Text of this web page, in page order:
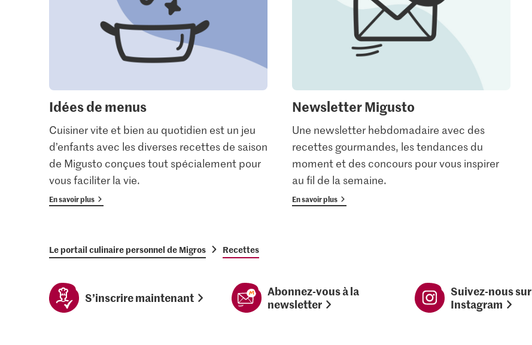
Idées de menus
Cuisiner vite et bien au quotidien est un jeu
d’enfants avec les diverses recettes de saison
de Migusto conçues tout spécialement pour
vous faciliter la vie.
En savoir plus
Newsletter Migusto
Une newsletter hebdomadaire avec des
recettes gourmandes, les tendances du
moment et des concours pour vous inspirer
au fil de la semaine.
En savoir plus
Le portail culinaire personnel de Migros Recettes
S’inscrire maintenant
Abonnez-vous à la
newsletter
Suivez-nous sur
Instagram